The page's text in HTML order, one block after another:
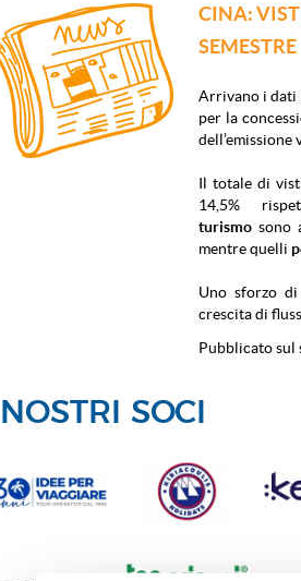
CINA:
SEMESTRE
Arrivano i dati
per la
Il totale di
14,5%
turismosono
mentre quelli
Uno sforzo
crescita di
Pubblicato sul
NOSTRI SOCI